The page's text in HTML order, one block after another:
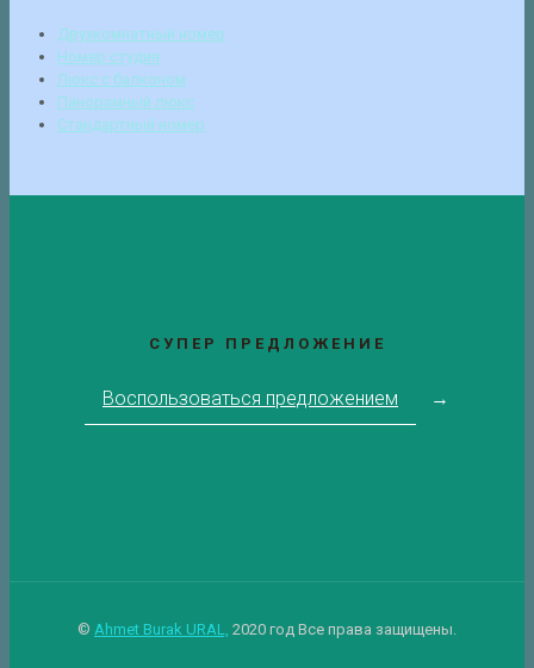
Двухкомнатный номер
Номер студия
Люкс с балконом
Панорамный люкс
Стандартный номер
СУПЕР ПРЕДЛОЖЕНИЕ
Воспользоваться предложением →
© Ahmet Burak URAL, 2020 год Все права защищены.